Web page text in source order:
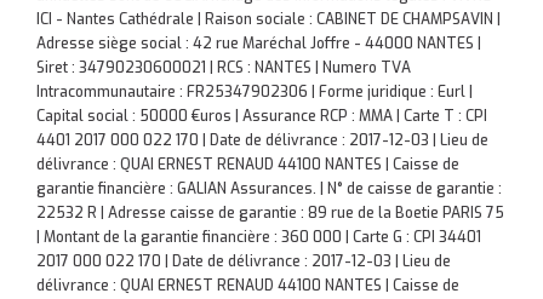
ICI - Nantes Cathédrale | Raison sociale : CABINET DE CHAMPSAVIN |
Adresse siège social : 42 rue Maréchal Joffre - 44000 NANTES |
Siret : 34790230600021 | RCS : NANTES | Numero TVA
Intracommunautaire : FR25347902306 | Forme juridique : Eurl |
Capital social : 50000 €uros | Assurance RCP : MMA | Carte T : CPI
4401 2017 000 022 170 | Date de délivrance : 2017-12-03 | Lieu de
délivrance : QUAI ERNEST RENAUD 44100 NANTES | Caisse de
garantie financière : GALIAN Assurances. | N° de caisse de garantie :
22532 R | Adresse caisse de garantie : 89 rue de la Boetie PARIS 75
| Montant de la garantie financière : 360 000 | Carte G : CPI 34401
2017 000 022 170 | Date de délivrance : 2017-12-03 | Lieu de
délivrance : QUAI ERNEST RENAUD 44100 NANTES | Caisse de